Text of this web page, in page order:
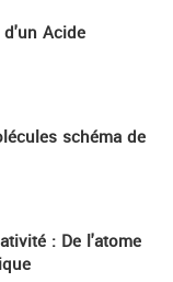
Acide
schéma de
: De l'atome